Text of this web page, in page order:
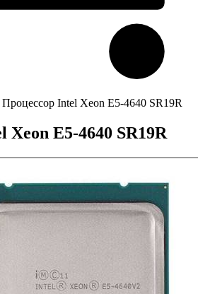
Процессор Intel Xeon E5-4640 SR19R
Xeon E5-4640 SR19R